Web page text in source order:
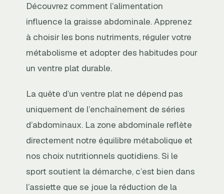
Découvrez comment l’alimentation
influence la graisse abdominale. Apprenez
à choisir les bons nutriments, réguler votre
métabolisme et adopter des habitudes pour
un ventre plat durable.
La quête d’un ventre plat ne dépend pas
uniquement de l’enchaînement de séries
d’abdominaux. La zone abdominale reflète
directement notre équilibre métabolique et
nos choix nutritionnels quotidiens. Si le
sport soutient la démarche, c’est bien dans
l’assiette que se joue la réduction de la